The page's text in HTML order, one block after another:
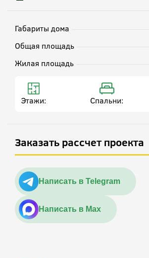
Габариты дома
Общая площадь
Жилая площадь
Этажи: Спальни:
Заказать рассчет проекта
Написать в Telegram
Написать в Max